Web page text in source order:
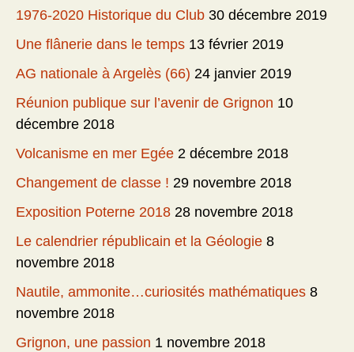
1976-2020 Historique du Club 30 décembre 2019
Une flânerie dans le temps 13 février 2019
AG nationale à Argelès (66) 24 janvier 2019
Réunion publique sur l’avenir de Grignon 10
décembre 2018
Volcanisme en mer Egée 2 décembre 2018
Changement de classe ! 29 novembre 2018
Exposition Poterne 2018 28 novembre 2018
Le calendrier républicain et la Géologie 8
novembre 2018
Nautile, ammonite…curiosités mathématiques 8
novembre 2018
Grignon, une passion 1 novembre 2018